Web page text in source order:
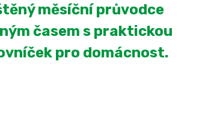
měsíční průvodce
časem s praktickou
pro domácnost.